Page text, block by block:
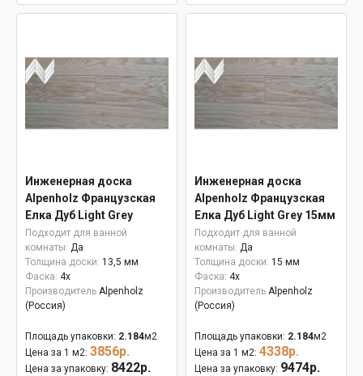
Инженерная доска
Alpenholz Французская
Елка Дуб Light Grey
Подходит для ванной
комнаты: Да
Толщина доски: 13,5 мм
Фаска: 4x
Производитель Alpenholz
(Россия)
Площадь упаковки: 2.184м2
Цена за 1 м2: 3856р.
Цена за упаковку: 8422р.
Инженерная доска
Alpenholz Французская
Елка Дуб Light Grey 15мм
Подходит для ванной
комнаты: Да
Толщина доски: 15 мм
Фаска: 4x
Производитель Alpenholz
(Россия)
Площадь упаковки: 2.184м2
Цена за 1 м2: 4338р.
Цена за упаковку: 9474р.